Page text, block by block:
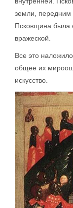
земли, передним
Псковщина была
вражеской.
Все это
общее их
искусство.